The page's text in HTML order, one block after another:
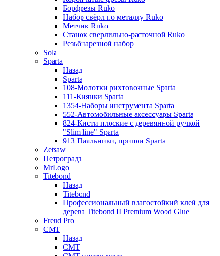
Борфрезы Ruko
Набор свёрл по металлу Ruko
Метчик Ruko
Станок сверлильно-расточной Ruko
Резьбнарезной набор
Sola
Sparta
Назад
Sparta
108-Молотки рихтовочные Sparta
111-Киянки Sparta
1354-Наборы инструмента Sparta
552-Автомобильные аксессуары Sparta
824-Кисти плоские с деревянной ручкой
"Slim line" Sparta
913-Паяльники, припои Sparta
Zetsaw
Петроградъ
MrLogo
Titebond
Назад
Titebond
Профессиональный влагостойкий клей для
дерева Titebond II Premium Wood Glue
Freud Pro
CMT
Назад
CMT